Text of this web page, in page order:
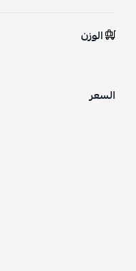
الوزن
السعر